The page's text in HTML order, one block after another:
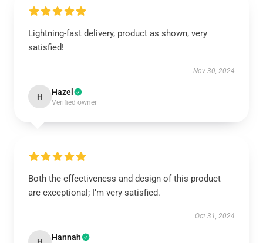
Lightning-fast delivery, product as shown, very
satisfied!
Nov 30, 2024
H Hazel
Verified owner
Both the effectiveness and design of this product
are exceptional; I’m very satisfied.
Oct 31, 2024
Hannah